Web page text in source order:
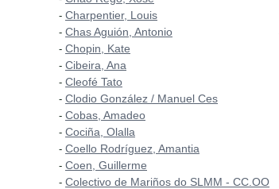
- Charpentier, Louis
- Chas Aguión, Antonio
- Chopin, Kate
- Cibeira, Ana
- Cleofé Tato
- Clodio González / Manuel Ces
- Cobas, Amadeo
- Cociña, Olalla
- Coello Rodríguez, Amantia
- Coen, Guillerme
- Colectivo de Mariños do SLMM - CC.OO